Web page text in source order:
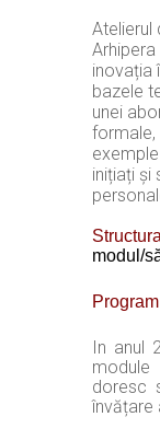
Atelierul
inovația
bazele
unei
formale,
inițiați și
modul/
In anul
doresc
învățare